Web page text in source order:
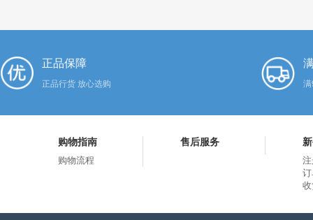
正品保障
正品行货 放心选购
购物指南
购物流程
售后服务